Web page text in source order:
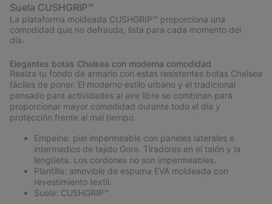
Suela CUSHGRIP™
La plataforma moldeada CUSHGRIP™ proporciona una
comodidad que no defrauda, lista para cada momento del
día.
Elegantes botas Chelsea con moderna comodidad
Realza tu fondo de armario con estas resistentes botas Chelsea
fáciles de poner. El moderno estilo urbano y el tradicional
pensado para actividades al aire libre se combinan para
proporcionar mayor comodidad durante todo el día y
protección frente al mal tiempo.
Empeine: piel impermeable con paneles laterales e
intermedios de tejido Gore. Tiradores en el talón y la
lengüeta. Los cordones no son impermeables.
Plantilla: amovible de espuma EVA moldeada con
revestimiento textil.
Suela: CUSHGRIP™.